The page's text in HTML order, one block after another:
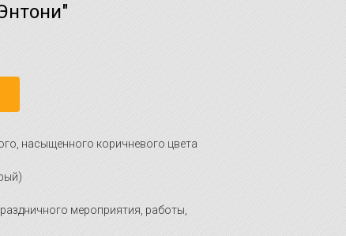
насыщенного коричневого цвета
мероприятия, работы,